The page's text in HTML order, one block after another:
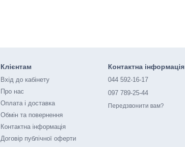
Клієнтам
Вхід до кабінету
Про нас
Оплата і доставка
Обмін та повернення
Контактна інформація
Договір публічної оферти
Контактна інформація
044 592-16-17
097 789-25-44
Передзвонити вам?